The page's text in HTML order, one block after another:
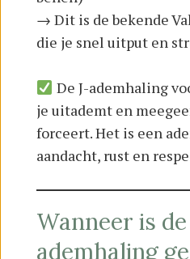
→ Dit is de bekende
die je snel uitput en
De J-ademhaling
je uitademt en
forceert. Het is een
aandacht, rust en
Wanneer is
ademhaling